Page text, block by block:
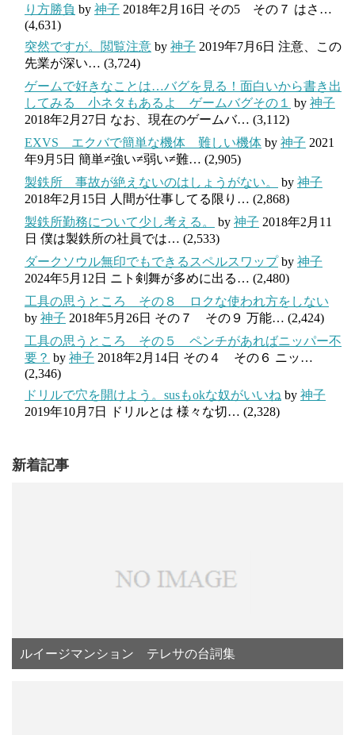
り方勝負 by 神子 2018年2月16日 その5 その７ はさ…
(4,631)
突然ですが。閲覧注意 by 神子 2019年7月6日 注意、この
先業が深い… (3,724)
ゲームで好きなことは…バグを見る！面白いから書き出
してみる 小ネタもあるよ ゲームバグその１
by 神子
2018年2月27日 なお、現在のゲームバ… (3,112)
EXVS エクバで簡単な機体 難しい機体 by 神子 2021
年9月5日 簡単≠強い≠弱い≠難… (2,905)
製鉄所 事故が絶えないのはしょうがない。
by 神子
2018年2月15日
人間が仕事してる限り… (2,868)
製鉄所勤務について少し考える。
by 神子 2018年2月11
日 僕は製鉄所の社員では… (2,533)
ダークソウル無印でもできるスペルスワップby 神子
2024年5月12日 ニト剣舞が多めに出る… (2,480)
工具の思うところ その８ ロクな使われ方をしない
by 神子 2018年5月26日 その７ その９ 万能… (2,424)
工具の思うところ その５ ペンチがあればニッパー不
要？ by 神子 2018年2月14日 その４ その６ ニッ…
(2,346)
ドリルで穴を開けよう。susもokな奴がいいね by 神子
2019年10月7日
ドリルとは 様々な切… (2,328)
新着記事
ルイージマンション テレサの台詞集